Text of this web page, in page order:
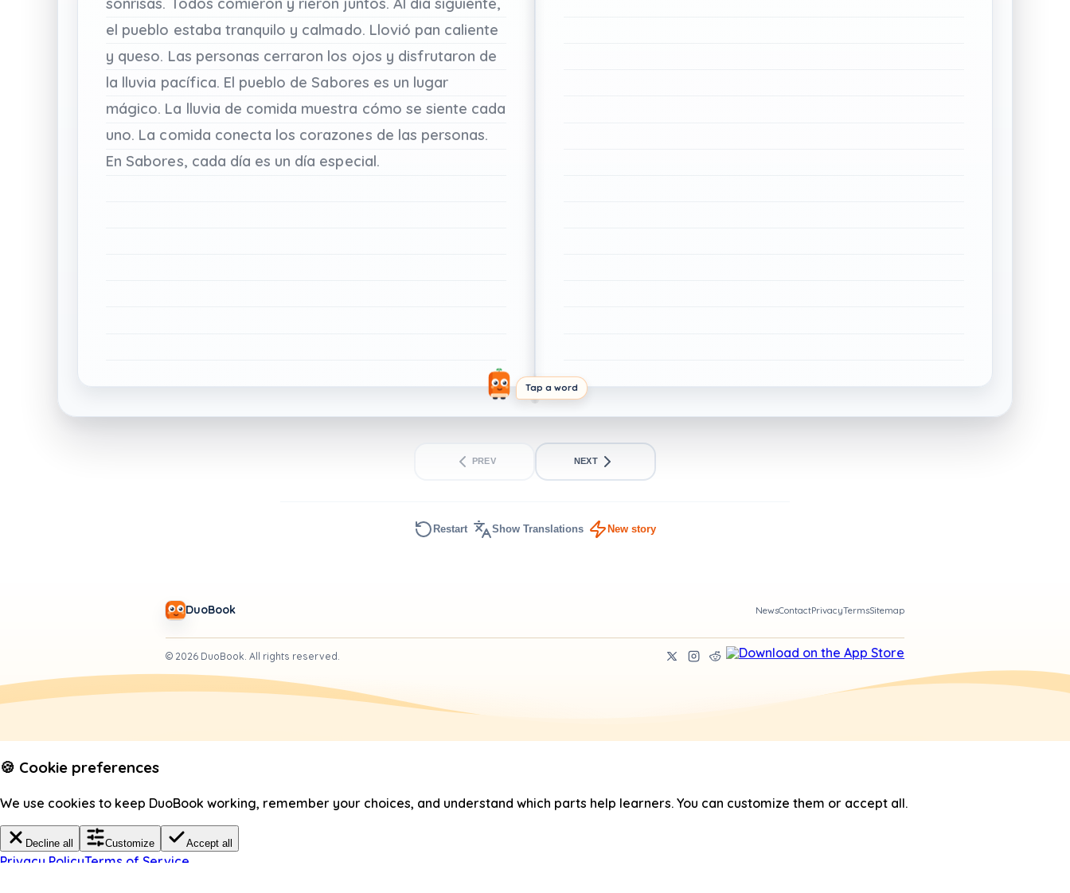
Tap a word
el pueblo estaba tranquilo y calmado. Llovió pan caliente
y queso. Las personas cerraron los ojos y disfrutaron de
la lluvia pacífica. El pueblo de Sabores es un lugar
mágico. La lluvia de comida muestra cómo se siente cada
uno. La comida conecta los corazones de las personas.
En Sabores, cada día es un día especial.
PREV NEXT
Restart Show Translations New story
DuoBook NewsContactPrivacyTermsSitemap
© 2026 DuoBook. All rights reserved.
🍪 Cookie preferences
We use cookies to keep DuoBook working, remember your choices, and understand which parts help learners. You can customize them or accept all.
Decline all Customize Accept all
Privacy PolicyTerms of Service